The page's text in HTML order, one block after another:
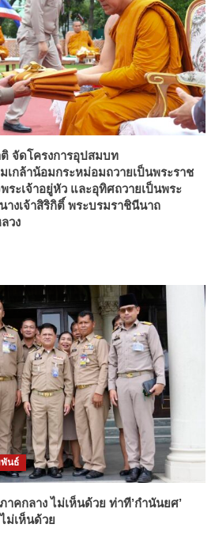
จัดโครงการอุปสมบท
เกล้าน้อมกระหม่อมถวายเป็นพระราช
ะเจ้าอยู่หัว และอุทิศถวายเป็นพระ
งเจ้าสิริกิติ์ พระบรมราชินีนาถ
วง
นธ์
คกลาง ไม่เห็นด้วย ท่าที’กำนันยศ’
ม่เห็นด้วย